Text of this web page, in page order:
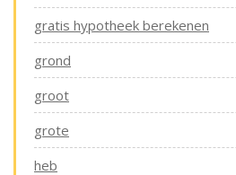
gratis hypotheek berekenen
grond
groot
grote
heb